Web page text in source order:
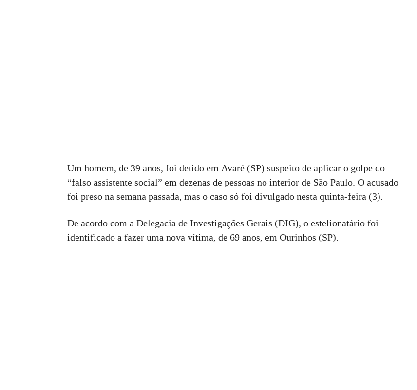
Um homem, de 39 anos, foi detido em Avaré (SP) suspeito de aplicar o golpe do
“falso assistente social” em dezenas de pessoas no interior de São Paulo. O acusado
foi preso na semana passada, mas o caso só foi divulgado nesta quinta-feira (3).
De acordo com a Delegacia de Investigações Gerais (DIG), o estelionatário foi
identificado a fazer uma nova vítima, de 69 anos, em Ourinhos (SP).